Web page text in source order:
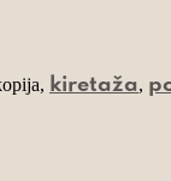
kiretaža,